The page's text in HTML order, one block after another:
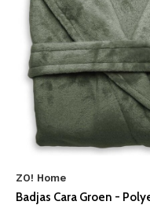
ZO! Home
Badjas Cara Groen -